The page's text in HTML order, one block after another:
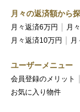
月々の返済額から
月々返済6万円 月
月々返済10万円
月
ユーザーメニュー
会員登録のメリット
お気に入り物件